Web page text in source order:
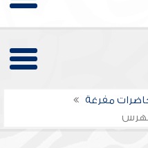
مفرغة